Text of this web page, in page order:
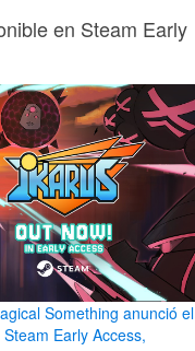
en Steam Early
Something anunció el
Early Access,